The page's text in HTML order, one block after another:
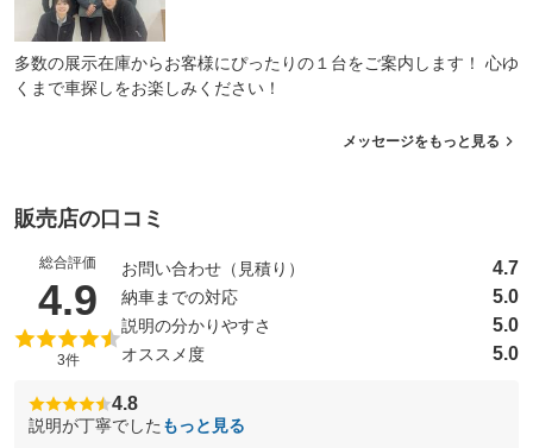
多数の展示在庫からお客様にぴったりの１台をご案内します！ 心ゆ
くまで車探しをお楽しみください！
メッセージをもっと見る
販売店の口コミ
総合評価
4.9 （5点満点中）
3件
お問い合わせ（見積り） 4.7
納車までの対応 5.0
説明の分かりやすさ 5.0
オススメ度 5.0
4.8
説明が丁寧でした もっと見る